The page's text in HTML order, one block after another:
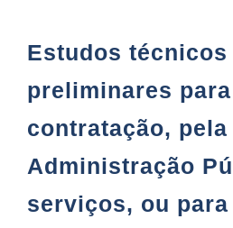
Estudos técnicos
preliminares para
contratação, pela
Administração
serviços, ou